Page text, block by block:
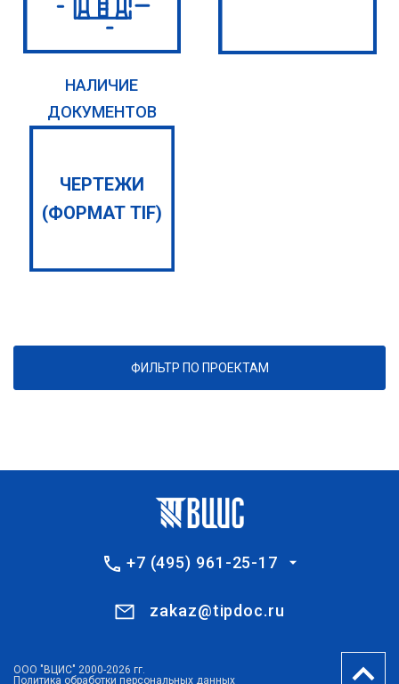
НАЛИЧИЕ
ДОКУМЕНТОВ
ЧЕРТЕЖИ
(ФОРМАТ TIF)
ФИЛЬТР ПО ПРОЕКТАМ
+7 (495) 961-25-17
zakaz@tipdoc.ru
ООО "ВЦИС" 2000-2026 гг.
Политика обработки персональных данных